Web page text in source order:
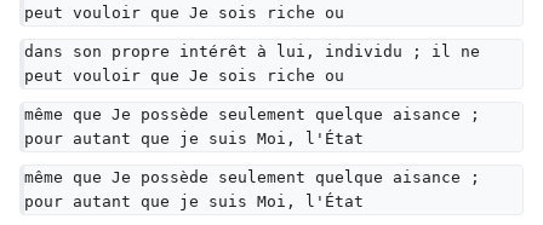
peut vouloir que Je sois riche ou
dans son propre intérêt à lui, individu ; il ne
peut vouloir que Je sois riche ou
même que Je possède seulement quelque aisance ;
pour autant que je suis Moi, l'État
même que Je possède seulement quelque aisance ;
pour autant que je suis Moi, l'État